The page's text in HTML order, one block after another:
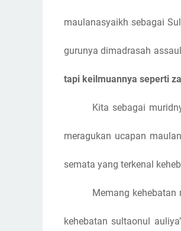
maulanasyaikh sebagai
gurunya dimadrasah
tapi keilmuannya seperti
Kita sebagai
meragukan ucapan
semata yang terkenal
Memang
kehebatan sultaonul